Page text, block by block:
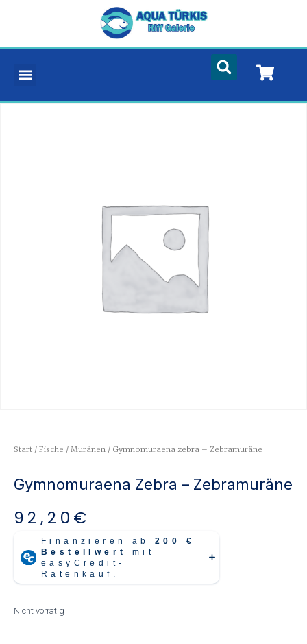
Start / Fische / Muränen / Gymnomuraena zebra – Zebramuräne
Gymnomuraena Zebra – Zebramuräne
92,20 €
Nicht vorrätig